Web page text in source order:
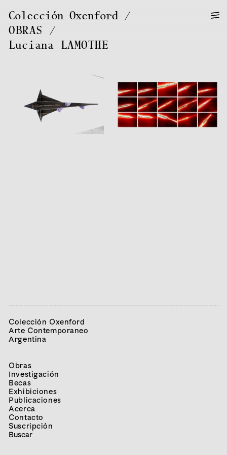
Colección Oxenford
OBRAS
/
Luciana LAMOTHE
—
—
—
Luciana
Luciana LAMOTHE
Colección Oxenford
Arte Contemporaneo
Argentina
Obras
Investigación
Becas
Exhibiciones
Publicaciones
Acerca
Contacto
Suscripción